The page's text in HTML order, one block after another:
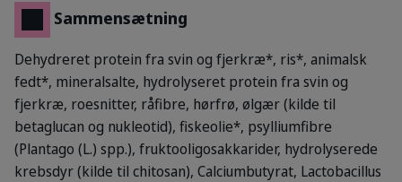
Sammensætning
Dehydreret protein fra svin og fjerkræ*, ris*, animalsk
fedt*, mineralsalte, hydrolyseret protein fra svin og
fjerkræ, roesnitter, råfibre, hørfrø, ølgær (kilde til
betaglucan og nukleotid), fiskeolie*, psylliumfibre
(Plantago (L.) spp.), fruktooligosakkarider, hydrolyserede
krebsdyr (kilde til chitosan), Calciumbutyrat, Lactobacillus